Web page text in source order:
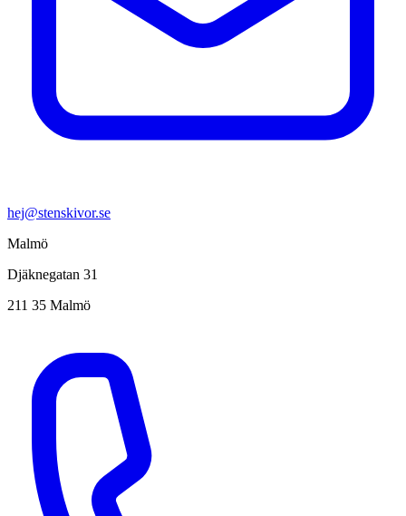
hej@stenskivor.se
Malmö
Djäknegatan 31
211 35 Malmö